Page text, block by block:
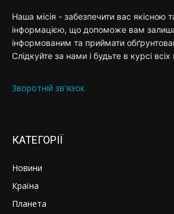
Наша місія - забезпечити вас якісною
інформацією, що допоможе вам
інформованим та приймати
Слідкуйте за нами і будьте в курсі всіх
Зворотній зв'язок
КАТЕГОРІЇ
Новини
Країна
Планета